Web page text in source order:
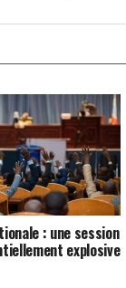
: une session
explosive